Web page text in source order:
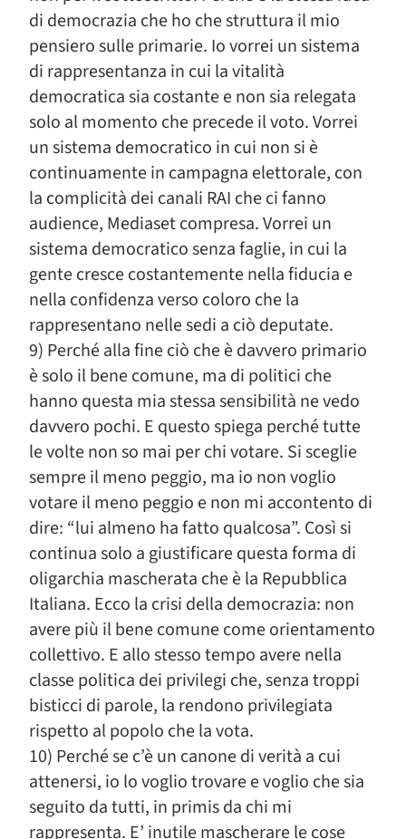
di democrazia che ho che struttura il mio
pensiero sulle primarie. Io vorrei un sistema
di rappresentanza in cui la vitalità
democratica sia costante e non sia relegata
solo al momento che precede il voto. Vorrei
un sistema democratico in cui non si è
continuamente in campagna elettorale, con
la complicità dei canali RAI che ci fanno
audience, Mediaset compresa. Vorrei un
sistema democratico senza faglie, in cui la
gente cresce costantemente nella fiducia e
nella confidenza verso coloro che la
rappresentano nelle sedi a ciò deputate.
9) Perché alla fine ciò che è davvero primario
è solo il bene comune, ma di politici che
hanno questa mia stessa sensibilità ne vedo
davvero pochi. E questo spiega perché tutte
le volte non so mai per chi votare. Si sceglie
sempre il meno peggio, ma io non voglio
votare il meno peggio e non mi accontento di
dire: “lui almeno ha fatto qualcosa”. Così si
continua solo a giustificare questa forma di
oligarchia mascherata che è la Repubblica
Italiana. Ecco la crisi della democrazia: non
avere più il bene comune come orientamento
collettivo. E allo stesso tempo avere nella
classe politica dei privilegi che, senza troppi
bisticci di parole, la rendono privilegiata
rispetto al popolo che la vota.
10) Perché se c’è un canone di verità a cui
attenersi, io lo voglio trovare e voglio che sia
seguito da tutti, in primis da chi mi
rappresenta. E’ inutile mascherare le cose